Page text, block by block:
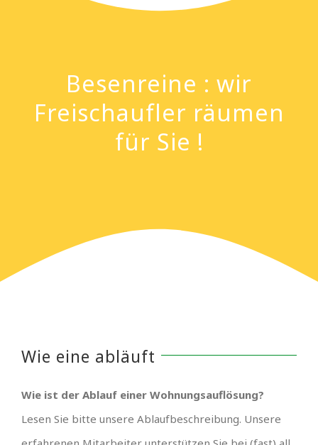
Besenreine : wir
Freischaufler räumen
für Sie !
Wie eine abläuft
Wie ist der Ablauf einer Wohnungsauflösung?
Lesen Sie bitte unsere Ablaufbeschreibung. Unsere